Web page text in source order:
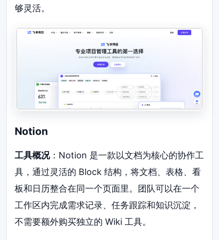
够灵活。
Notion
工具概况：Notion 是一款以文档为核心的协作工
具，通过灵活的 Block 结构，将文档、表格、看
板和日历整合在同一个页面里。团队可以在一个
工作区内完成需求记录、任务跟踪和知识沉淀，
不需要额外购买独立的 Wiki 工具。